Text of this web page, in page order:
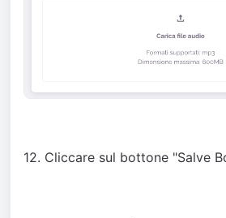
12. Cliccare sul bottone "Salve